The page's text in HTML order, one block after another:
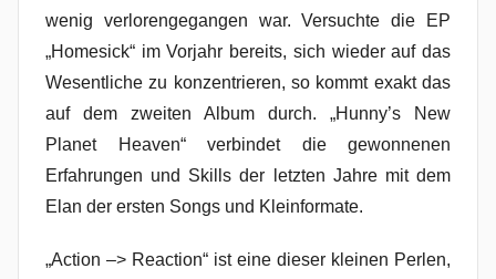
wenig verlorengegangen war. Versuchte die EP
„Homesick“ im Vorjahr bereits, sich wieder auf das
Wesentliche zu konzentrieren, so kommt exakt das
auf dem zweiten Album durch. „Hunny’s New
Planet Heaven“ verbindet die gewonnenen
Erfahrungen und Skills der letzten Jahre mit dem
Elan der ersten Songs und Kleinformate.
„Action –> Reaction“ ist eine dieser kleinen Perlen,